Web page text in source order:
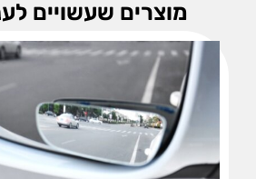
מוצרים שעשויים